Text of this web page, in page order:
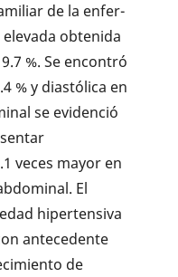
de la enfer­
obtenida
%. Se encontró
% y diastólica en
se evidenció
veces mayor en
El
hipertensiva
antecedente
de